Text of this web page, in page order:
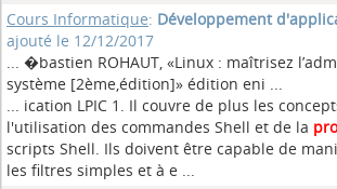
Cours Informatique: Développement
ajouté le 12/12/2017
... �bastien ROHAUT, «Linux : maîtrisez
système [2ème,édition]» édition eni ...
... ication LPIC 1. Il couvre de plus les
l'utilisation des commandes Shell et de la
scripts Shell. Ils doivent être capable de
les filtres simples et à e ...